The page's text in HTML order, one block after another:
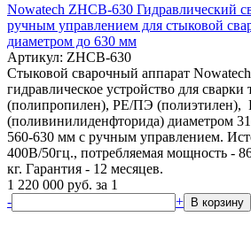
Nowatech ZHCB-630 Гидравлический
ручным управлением для стыковой
диаметром до 630 мм
Артикул: ZHCB-630
Стыковой сварочный аппарат
гидравлическое устройство для
(полипропилен), PE/ПЭ
(поливинилиденфторида) диаметром
560-630 мм с ручным управлением.
400В/50гц., потребляемая мощность -
кг. Гарантия - 12 месяцев.
1 220 000 руб. за 1
-
+ В корзину